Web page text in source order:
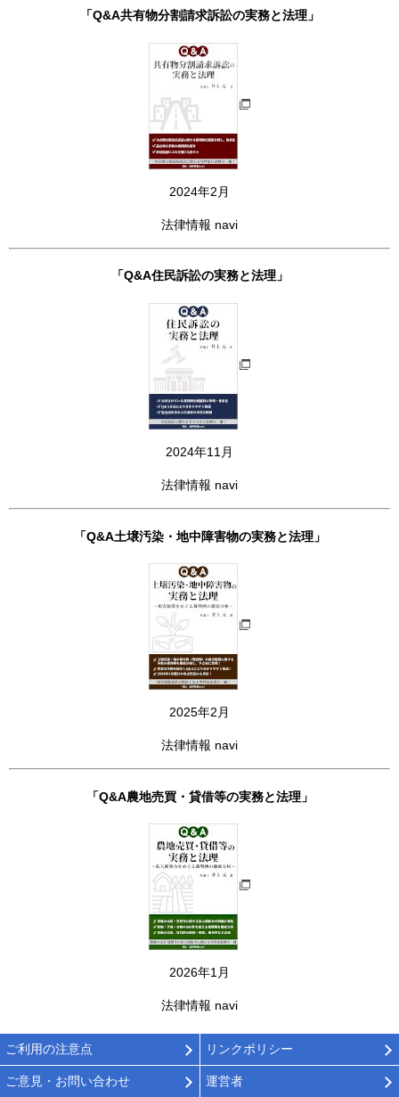
「Q&A共有物分割請求訴訟の実務と法理」
2024年2月
法律情報 navi
「Q&A住民訴訟の実務と法理」
2024年11月
法律情報 navi
「Q&A土壌汚染・地中障害物の実務と法理」
2025年2月
法律情報 navi
「Q&A農地売買・貸借等の実務と法理」
2026年1月
法律情報 navi
ご利用の注意点 リンクポリシー
ご意見・お問い合わせ 運営者